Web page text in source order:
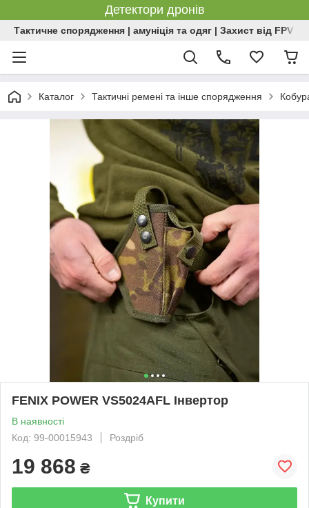
Детектори дронів
Тактичне спорядження | амуніція та одяг | Захист від FPV |
Каталог Тактичні ремені та інше спорядження
FENIX POWER VS5024AFL Інвертор
В наявності
Код: 99-00015943
Роздріб
19 868 ₴
Купити